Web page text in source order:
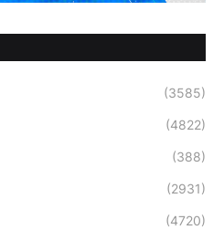
(3585)
(4822)
(388)
(2931)
(4720)